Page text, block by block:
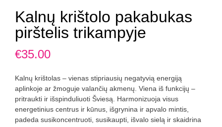
Kalnų krištolo pakabukas
pirštelis trikampyje
€35.00
Kalnų krištolas – vienas stipriausių negatyvią energiją
aplinkoje ar žmoguje valančių akmenų. Viena iš funkcijų –
pritraukti ir išspinduliuoti Šviesą. Harmonizuoja visus
energetinius centrus ir kūnus, išgrynina ir apvalo mintis,
padeda susikoncentruoti, susikaupti, išvalo sielą ir skaidrina